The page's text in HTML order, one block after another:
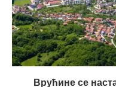
Врућине се